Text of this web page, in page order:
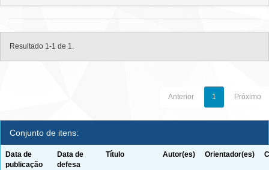
Resultado 1-1 de 1.
Anterior 1 Próximo
Conjunto de itens:
Data de
publicação
Data de
defesa
Título Autor(es) Orientador(es)